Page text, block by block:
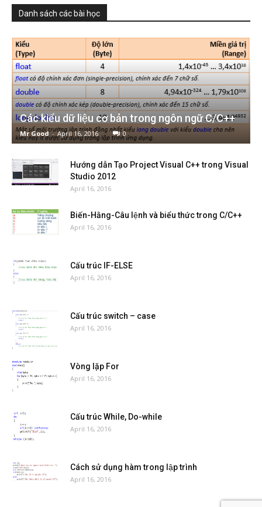
Danh sách các bài học
Mr Good April 16, 2016 0
Studio 2012
April 16, 2016
April 16, 2016
April 16, 2016
April 16, 2016
April 16, 2016
April 16, 2016